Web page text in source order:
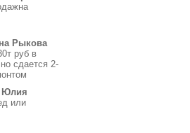
Рыкова
руб в
сдается 2-
или